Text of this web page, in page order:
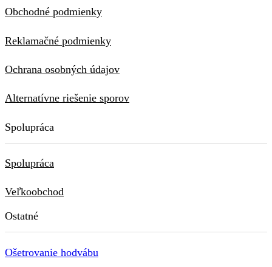
Obchodné podmienky
Reklamačné podmienky
Ochrana osobných údajov
Alternatívne riešenie sporov
Spolupráca
Spolupráca
Veľkoobchod
Ostatné
Ošetrovanie hodvábu